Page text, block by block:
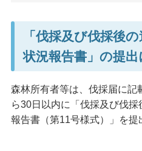
「伐採及び伐採後
状況報告書」の提
森林所有者等は、伐採届に記
ら30日以内に「伐採及び伐
報告書（第11号様式）」を提